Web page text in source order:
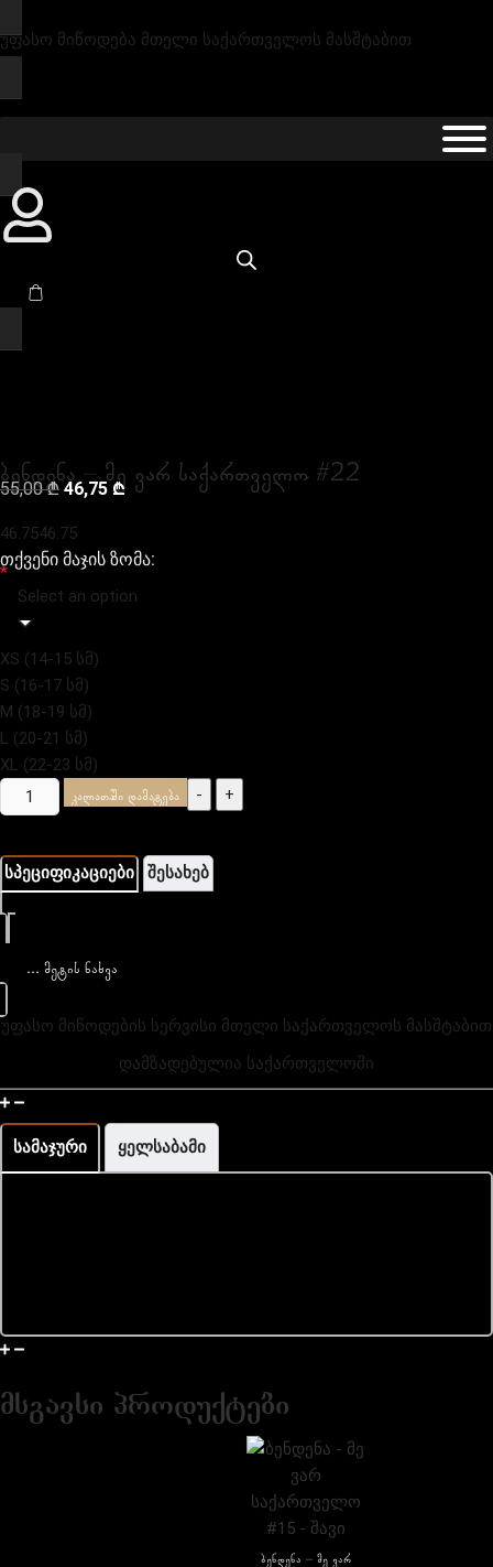
უფასო მიწოდება მთელი საქართველოს მასშტაბით
ბენდენა – მე ვარ საქართველო #22
55,00₾ 46,75 ₾
46.7546.75
თქვენი მაჯის ზომა:
*
Select an option
XS (14-15 სმ)
S (16-17 სმ)
M (18-19 სმ)
L (20-21 სმ)
XL (22-23 სმ)
-
+
კალათაში დამატება
სპეციფიკაციები შესახებ
... მეტის ნახვა
უფასო მიწოდების სერვისი მთელი საქართველოს მასშტაბით
დამზადებულია საქართველოში
სამაჯური ყელსაბამი
მსგავსი პროდუქტები
ბენდენა – მე ვარ